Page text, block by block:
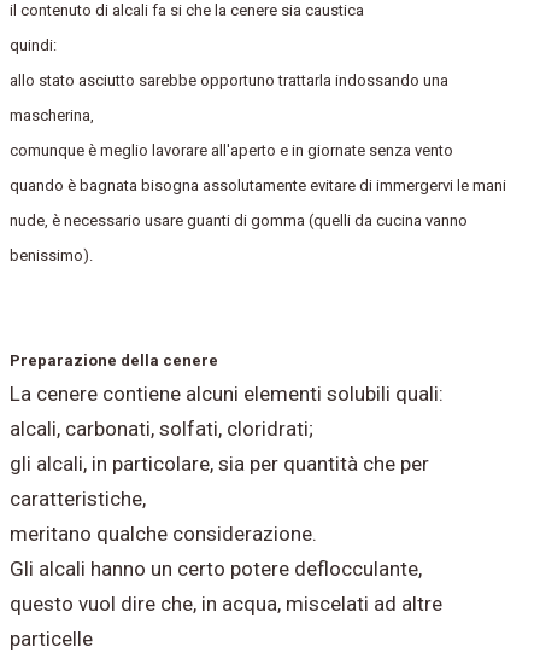
il contenuto di alcali fa si che la cenere sia caustica
quindi:
allo stato asciutto sarebbe opportuno trattarla indossando una
mascherina,
comunque è meglio lavorare all'aperto e in giornate senza vento
quando è bagnata bisogna assolutamente evitare di immergervi le mani
nude, è necessario usare guanti di gomma (quelli da cucina vanno
benissimo).
Preparazione della cenere
La cenere contiene alcuni elementi solubili quali:
alcali, carbonati, solfati, cloridrati;
gli alcali, in particolare, sia per quantità che per
caratteristiche,
meritano qualche considerazione.
Gli alcali hanno un certo potere deflocculante,
questo vuol dire che, in acqua, miscelati ad altre
particelle